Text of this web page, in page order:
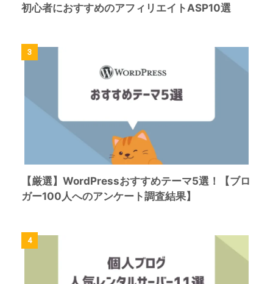
初心者におすすめのアフィリエイトASP10選
3
【厳選】WordPressおすすめテーマ5選！【ブロ
ガー100人へのアンケート調査結果】
4